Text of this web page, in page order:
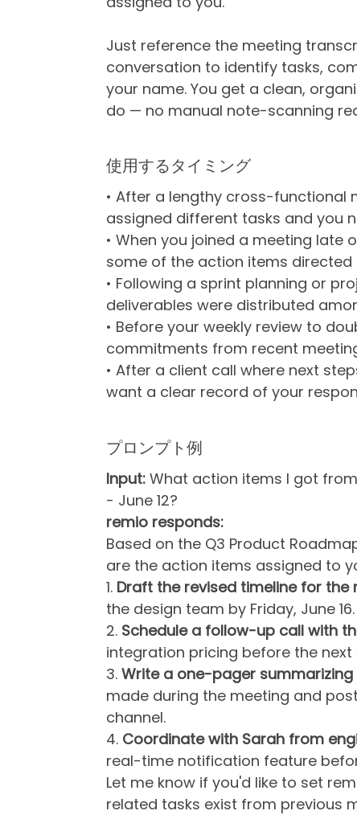
Just reference the meeting
conversation to identify tasks,
your name. You get a clean,
do — no manual note-scanning
使用するタイミング
• After a lengthy cross-functional
assigned different tasks and you
• When you joined a meeting late
some of the action items directed
• Following a sprint planning or
deliverables were distributed
• Before your weekly review to
commitments from recent
• After a client call where next
want a clear record of your
プロンプト例
Input: What action items I got
- June 12?
remio responds:
Based on the Q3 Product
are the action items assigned to
1. Draft the revised timeline for the
the design team by Friday, June 16.
2. Schedule a follow-up call with
integration pricing before the next
3. Write a one-pager
made during the meeting and
channel.
4. Coordinate with Sarah from
real-time notification feature
Let me know if you'd like to set
related tasks exist from previous